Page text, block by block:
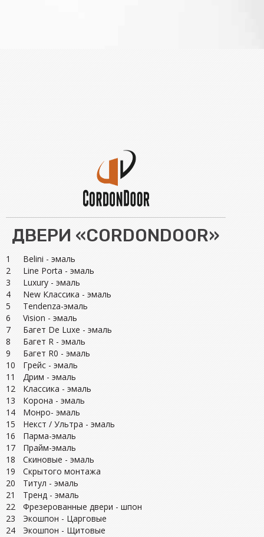
ДВЕРИ «CORDONDOOR»
1
Belini - эмаль
2
Line Porta - эмаль
3
Luxury - эмаль
4
New Классика - эмаль
5
Tendenza-эмаль
6
Vision - эмаль
7
Багет De Luxe - эмаль
8
Багет R - эмаль
9
Багет R0 - эмаль
10
Грейс - эмаль
11
Дрим - эмаль
12
Классика - эмаль
13
Корона - эмаль
14
Монро- эмаль
15
Некст / Ультра - эмаль
16
Парма-эмаль
17
Прайм-эмаль
18
Скиновые - эмаль
19
Скрытого монтажа
20
Титул - эмаль
21
Тренд - эмаль
22
Фрезерованные двери - шпон
23
Экошпон - Царговые
24
Экошпон - Щитовые